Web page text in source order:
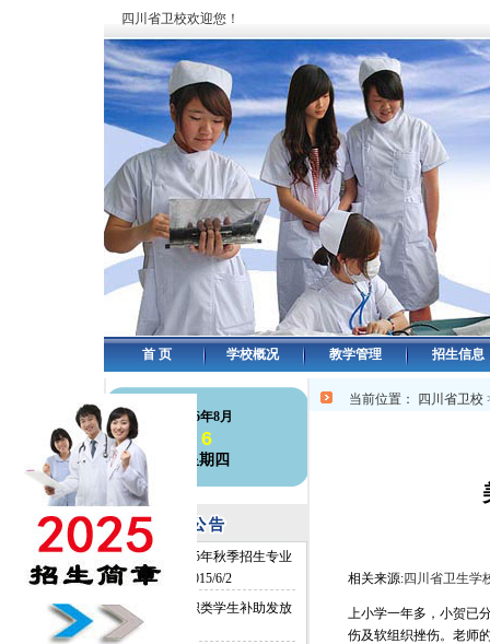
四川省卫校欢迎您！
首 页 学校概况 教学管理 招生信息
126年8月
6
星期四
·四川卫校2015年秋季招生专业
和名额确定
2015/6/2
·四川卫校中职类学生补助发放
2014/6/26
当前位置： 四川省卫校
相关来源:四川省卫生学
上小学一年多，小贺已
伤及软组织挫伤。老师